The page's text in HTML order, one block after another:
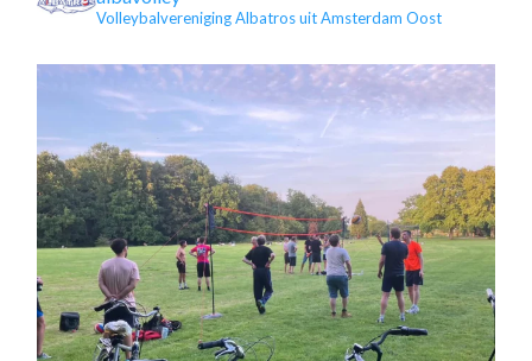
Volleybalvereniging Albatros uit Amsterdam Oost